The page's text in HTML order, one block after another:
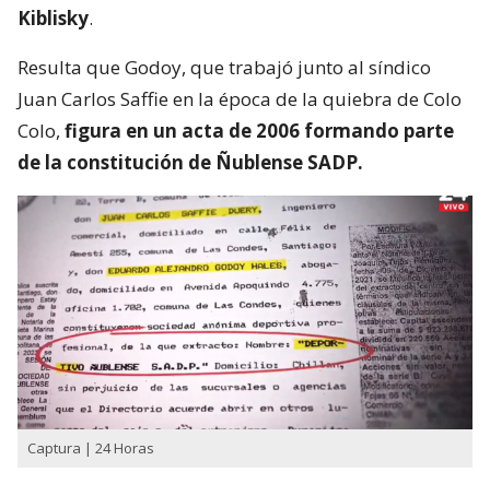
Kiblisky.
Resulta que Godoy, que trabajó junto al síndico
Juan Carlos Saffie en la época de la quiebra de Colo
Colo, figura en un acta de 2006 formando parte
de la constitución de Ñublense SADP.
Captura | 24 Horas